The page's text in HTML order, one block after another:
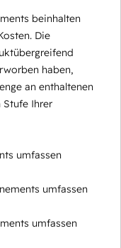
beinhalten
Die
haben,
an enthaltenen
Stufe Ihrer
umfassen
umfassen
umfassen